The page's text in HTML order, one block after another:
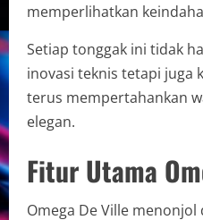
memperlihatkan
Setiap tonggak ini tidak
inovasi teknis tetapi juga
terus mempertahankan
elegan.
Fitur Utama
Omega De Ville